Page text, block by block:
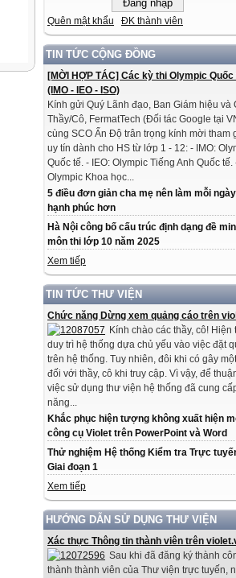
Quên mật khẩu ĐK thành viên
TIN TỨC CỘNG ĐỒNG
[MỜI HỢP TÁC] Các kỳ thi Olympic Quốc
(IMO - IEO - ISO)
Kính gửi Quý Lãnh đạo, Ban Giám hiệu và
Thầy/Cô, FermatTech (Đối tác Google tại
cùng SCO Ấn Độ trân trọng kính mời tham
uy tín dành cho HS từ lớp 1 - 12: - IMO:
Quốc tế. - IEO: Olympic Tiếng Anh Quốc tế.
Olympic Khoa học...
5 điều đơn giản cha mẹ nên làm mỗi
hạnh phúc hơn
Hà Nội công bố cấu trúc định dạng đề
môn thi lớp 10 năm 2025
Xem tiếp
TIN TỨC THƯ VIỆN
Chức năng Dừng xem quảng cáo trên
Kính chào các thầy, cô! Hiện
duy trì hệ thống dựa chủ yếu vào việc đặt
trên hệ thống. Tuy nhiên, đôi khi có gây
đối với thầy, cô khi truy cập. Vì vậy, để
việc sử dụng thư viện hệ thống đã cung
năng...
Khắc phục hiện tượng không xuất hiện
công cụ Violet trên PowerPoint và Word
Thử nghiệm Hệ thống Kiểm tra Trực
Giai đoạn 1
Xem tiếp
HƯỚNG DẪN SỬ DỤNG THƯ VIỆN
Xác thực Thông tin thành viên trên
Sau khi đã đăng ký thành
thành thành viên của Thư viện trực tuyến,